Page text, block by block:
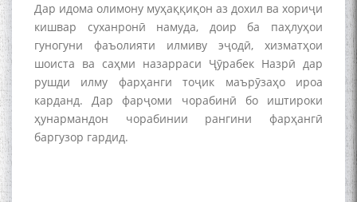
Дар идома олимону муҳаққиқон аз дохил ва хориҷи
кишвар суханронӣ намуда, доир ба паҳлуҳои
гуногуни фаъолияти илмиву эҷодӣ, хизматҳои
шоиста ва саҳми назарраси Ҷӯрабек Назрӣ дар
рушди илму фарҳанги тоҷик маърӯзаҳо ироа
карданд. Дар фарҷоми чорабинӣ бо иштироки
ҳунармандон чорабинии рангини фарҳангӣ
баргузор гардид.
Сайри Дарвоз бо Мӯъмин
Қаноат: Чанор ҳам "гап"
мезанад